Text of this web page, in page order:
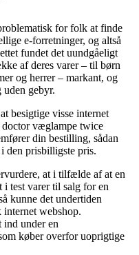
for folk at finde
e-forretninger, og altså
fundet det uundgåeligt
af deres varer – til børn
og herrer – markant, og
uden gebyr.
besigtige visse internet
doctor væglampe twice
din bestilling, sådan
den prisbilligste pris.
at i tilfælde af at en
i test varer til salg for en
kunne det undertiden
webshop.
under en
køber overfor uoprigtige